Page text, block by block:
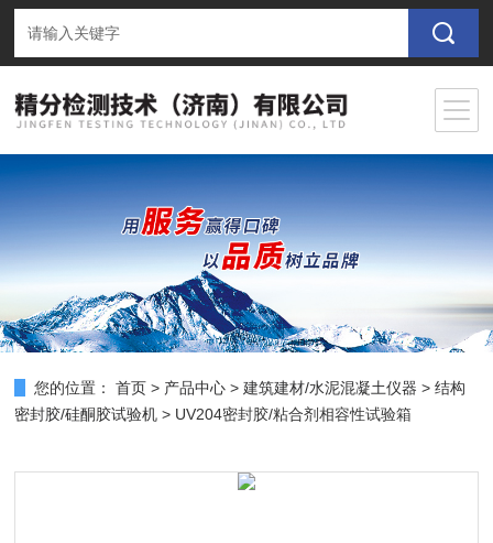
您的位置： 首页 > 产品中心 >建筑建材/水泥混凝土仪器 >结构
密封胶/硅酮胶试验机 > UV204密封胶/粘合剂相容性试验箱